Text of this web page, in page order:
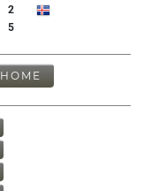
2
5
HOME